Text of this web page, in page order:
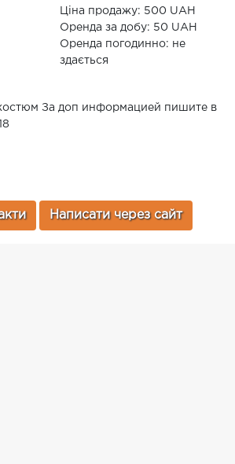
Ціна продажу: 500 UAH
Оренда за добу: 50 UAH
Оренда погодинно: не
здається
За доп информацией пишите в
Написати через сайт